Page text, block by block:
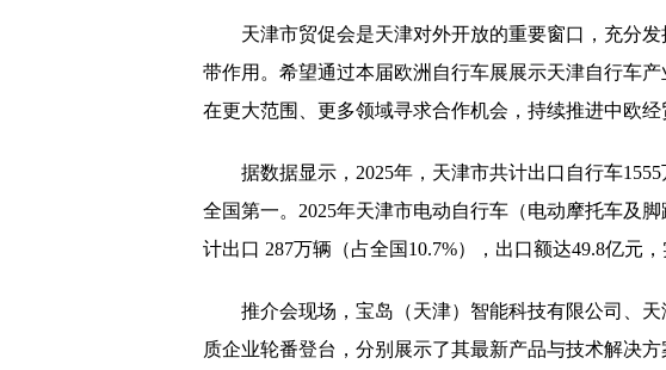
天津市贸促会是天津对外开放的重要窗口，充分
带作用。希望通过本届欧洲自行车展展示天津自行车
在更大范围、更多领域寻求合作机会，持续推进中欧经
据数据显示，2025年，天津市共计出口自行车
全国第一。2025年天津市电动自行车（电动摩托车及
计出口 287万辆（占全国10.7%），出口额达49.8亿元
推介会现场，宝岛（天津）智能科技有限公司、
质企业轮番登台，分别展示了其最新产品与技术解决方